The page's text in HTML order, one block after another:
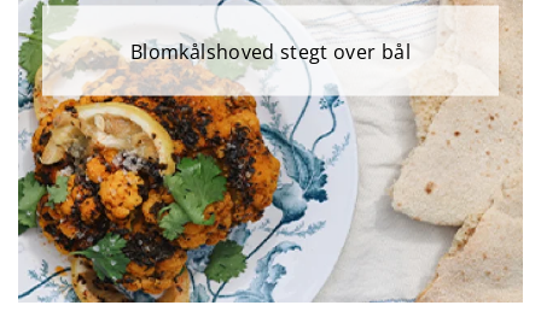
Blomkålshoved stegt over bål